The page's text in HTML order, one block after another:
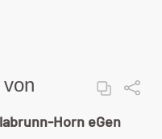
Horn eGen